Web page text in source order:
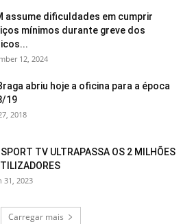
assume dificuldades em cumprir
mínimos durante greve dos
12, 2024
abriu hoje a oficina para a época
19
2018
TV ULTRAPASSA OS 2 MILHÕES
31, 2023
Carregar mais